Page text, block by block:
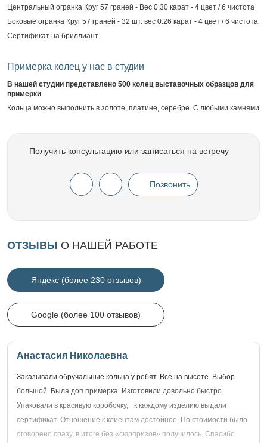
Центральный огранка Круг 57 граней - Вес 0.30 карат - 4 цвет / 6 чистота
Боковые огранка Круг 57 граней - 32 шт. вес 0.26 карат - 4 цвет / 6 чистота
Сертификат на бриллиант
Примерка колец у нас в студии
В нашей студии представлено 500 колец выставочных образцов для
примерки
Кольца можно выполнить в золоте, платине, серебре. С любыми камнями
Получить консультацию или записаться на встречу
Позвонить
ОТЗЫВЫ О НАШЕЙ РАБОТЕ
Яндекс (более 230 отзывов)
Google (более 100 отзывов)
Анастасия Николаевна
Заказывали обручальные кольца у ребят. Всё на высоте. Выбор
большой. Была доп.примерка. Изготовили довольно быстро.
Упаковали в красивую коробочку, +к каждому изделию выдали
сертификат. Отношение к клиентам достойное. По стоимости было
оговорено сразу, в итоге без «сюрпризов» получилось. Спасибо